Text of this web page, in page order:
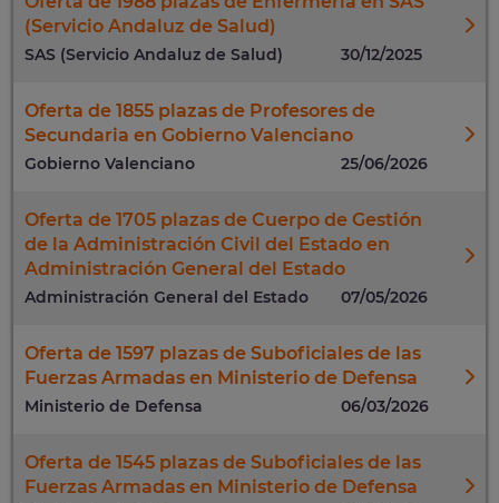
(Servicio Andaluz de Salud)
SAS (Servicio Andaluz de Salud) 30/12/2025
Oferta de 1855 plazas de Profesores de
Secundaria en Gobierno Valenciano
Gobierno Valenciano 25/06/2026
Oferta de 1705 plazas de Cuerpo de Gestión
de la Administración Civil del Estado en
Administración General del Estado
Administración General del Estado 07/05/2026
Oferta de 1597 plazas de Suboficiales de las
Fuerzas Armadas en Ministerio de Defensa
Ministerio de Defensa 06/03/2026
Oferta de 1545 plazas de Suboficiales de las
Fuerzas Armadas en Ministerio de Defensa